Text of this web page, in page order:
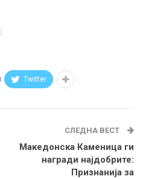
Twitter
СЛЕДНА ВЕСТ
Македонска Каменица ги
награди најдобрите:
Признанија за